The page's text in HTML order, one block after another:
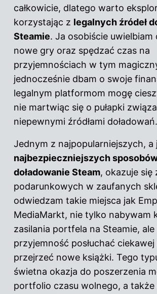
całkowicie, dlatego warto
korzystając z legalnych źródeł
Steamie. Ja osobiście uwielbiam
nowe gry oraz spędzać czas na
przyjemnościach w tym
jednocześnie dbam o swoje
legalnym platformom mogę
nie martwiąc się o pułapki
niepewnymi źródłami doładowań.
Jednym z najpopularniejszych, a
najbezpieczniejszych
doładowanie Steam, okazuje się
podarunkowych w zaufanych
odwiedzam takie miejsca jak
MediaMarkt, nie tylko nabywam
zasilania portfela na Steamie,
przyjemność posłuchać
przejrzeć nowe książki. Tego
świetna okazja do poszerzenia
portfolio czasu wolnego, a także